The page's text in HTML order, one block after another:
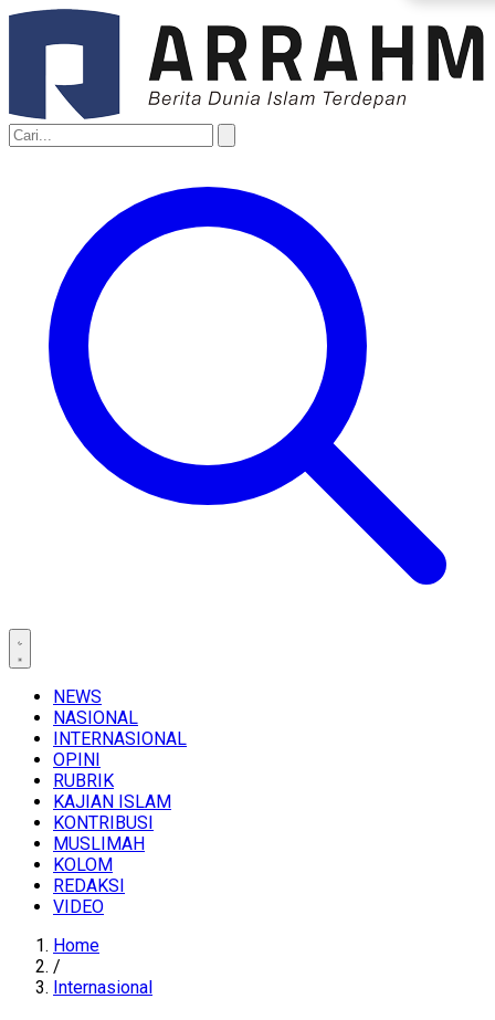
NEWS
NASIONAL
INTERNASIONAL
OPINI
RUBRIK
KAJIAN ISLAM
KONTRIBUSI
MUSLIMAH
KOLOM
REDAKSI
VIDEO
Home
/
Internasional